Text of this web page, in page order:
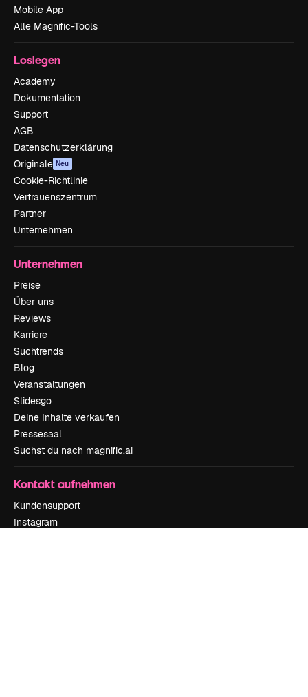
Mobile App
Alle Magnific-Tools
Loslegen
Academy
Dokumentation
Support
AGB
Datenschutzerklärung
Originale Neu
Cookie-Richtlinie
Vertrauenszentrum
Partner
Unternehmen
Unternehmen
Preise
Über uns
Reviews
Karriere
Suchtrends
Blog
Veranstaltungen
Slidesgo
Deine Inhalte verkaufen
Pressesaal
Suchst du nach magnific.ai
Kontakt aufnehmen
Kundensupport
Instagram